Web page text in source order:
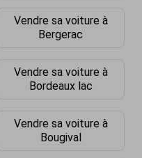
Vendre sa voiture à
Bergerac
Vendre sa voiture à
Bordeaux lac
Vendre sa voiture à
Bougival